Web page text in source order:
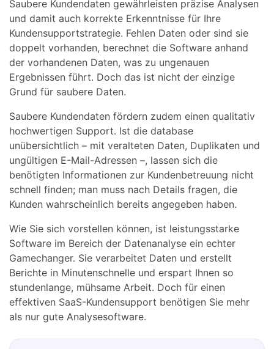
Saubere Kundendaten gewährleisten präzise Analysen
und damit auch korrekte Erkenntnisse für Ihre
Kundensupportstrategie. Fehlen Daten oder sind sie
doppelt vorhanden, berechnet die Software anhand
der vorhandenen Daten, was zu ungenauen
Ergebnissen führt. Doch das ist nicht der einzige
Grund für saubere Daten.
Saubere Kundendaten fördern zudem einen qualitativ
hochwertigen Support. Ist die database
unübersichtlich – mit veralteten Daten, Duplikaten und
ungültigen E-Mail-Adressen –, lassen sich die
benötigten Informationen zur Kundenbetreuung nicht
schnell finden; man muss nach Details fragen, die
Kunden wahrscheinlich bereits angegeben haben.
Wie Sie sich vorstellen können, ist leistungsstarke
Software im Bereich der Datenanalyse ein echter
Gamechanger. Sie verarbeitet Daten und erstellt
Berichte in Minutenschnelle und erspart Ihnen so
stundenlange, mühsame Arbeit. Doch für einen
effektiven SaaS-Kundensupport benötigen Sie mehr
als nur gute Analysesoftware.